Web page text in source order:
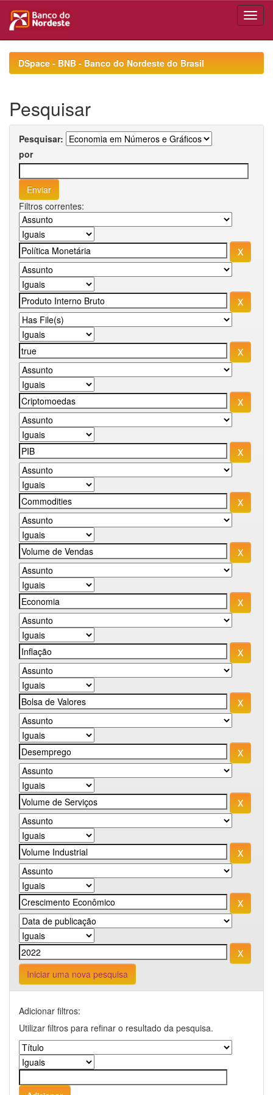
navigationDSpace - BNB - Banco do Nordeste do Brasil
Pesquisar
Pesquisar:
por
Filtros correntes:
Iniciar uma nova pesquisa
Adicionar filtros:
Utilizar filtros para refinar o resultado da pesquisa.